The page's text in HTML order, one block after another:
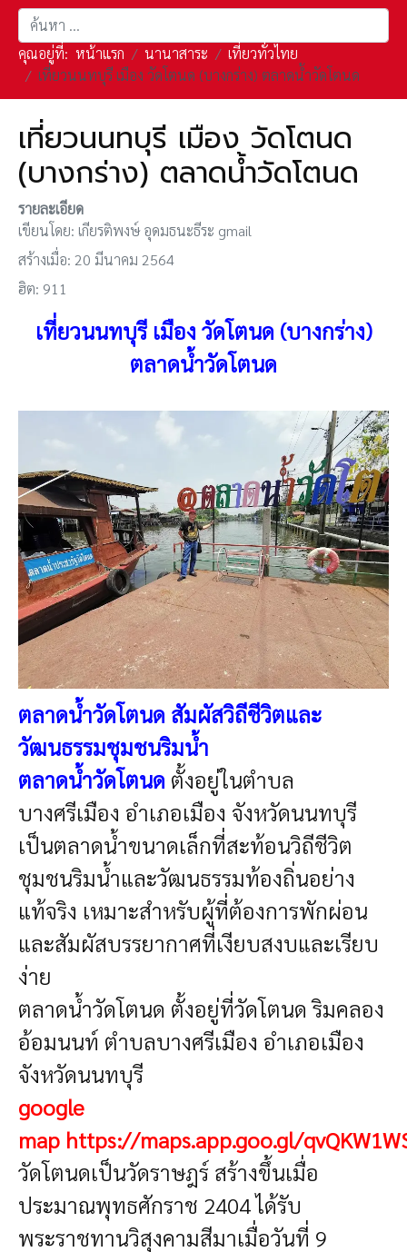
การค้นหา
คุณอยู่ที่: หน้าแรก นานาสาระ
เที่ยวทั่วไทย
เที่ยวนนทบุรี เมือง วัดโตนด (บางกร่าง) ตลาดน้ำวัดโตนด
เที่ยวนนทบุรี เมือง วัดโตนด
(บางกร่าง) ตลาดน้ำวัดโตนด
รายละเอียด
เขียนโดย: เกียรติพงษ์ อุดมธนะธีระ gmail
สร้างเมื่อ: 20 มีนาคม 2564
ฮิต: 911
เที่ยวนนทบุรี เมือง วัดโตนด (บางกร่าง)
ตลาดน้ำวัดโตนด
ตลาดน้ำวัดโตนด สัมผัสวิถีชีวิตและ
วัฒนธรรมชุมชนริมน้ำ
ตลาดน้ำวัดโตนด ตั้งอยู่ในตำบล
บางศรีเมือง อำเภอเมือง จังหวัดนนทบุรี
เป็นตลาดน้ำขนาดเล็กที่สะท้อนวิถีชีวิต
ชุมชนริมน้ำและวัฒนธรรมท้องถิ่นอย่าง
แท้จริง เหมาะสำหรับผู้ที่ต้องการพักผ่อน
และสัมผัสบรรยากาศที่เงียบสงบและเรียบ
ง่าย
ตลาดน้ำวัดโตนด ตั้งอยู่ที่วัดโตนด ริมคลอง
อ้อมนนท์ ตำบลบางศรีเมือง อำเภอเมือง
จังหวัดนนทบุรี
google
map https://maps.app.goo.gl/
วัดโตนดเป็นวัดราษฎร์ สร้างขึ้นเมื่อ
ประมาณพุทธศักราช 2404 ได้รับ
พระราชทานวิสุงคามสีมาเมื่อวันที่ 9